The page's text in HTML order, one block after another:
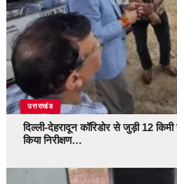
उत्तराखंड
दिल्ली-देहरादून कॉरिडोर से जुड़ी 12
किया निरीक्षण…